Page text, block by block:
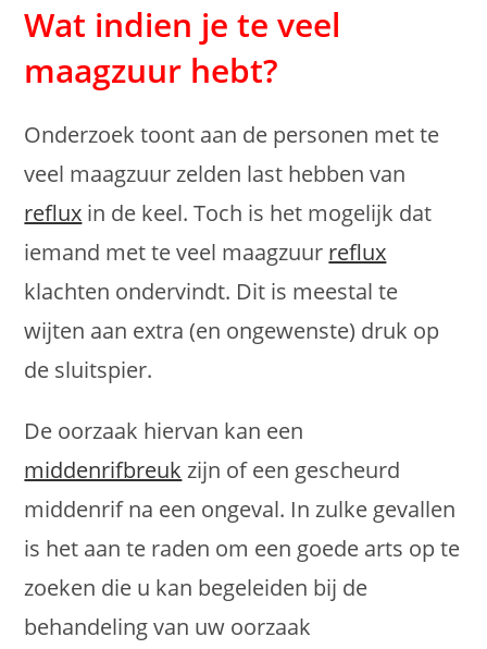
Wat indien je te veel
maagzuur hebt?
Onderzoek toont aan de personen met te
veel maagzuur zelden last hebben van
reflux in de keel. Toch is het mogelijk dat
iemand met te veel maagzuur reflux
klachten ondervindt. Dit is meestal te
wijten aan extra (en ongewenste) druk op
de sluitspier.
De oorzaak hiervan kan een
middenrifbreuk zijn of een gescheurd
middenrif na een ongeval. In zulke gevallen
is het aan te raden om een goede arts op te
zoeken die u kan begeleiden bij de
behandeling van uw oorzaak